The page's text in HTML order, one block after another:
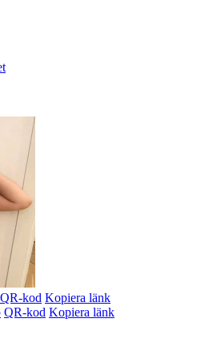
QR-kod Kopiera länk
QR-kod Kopiera länk